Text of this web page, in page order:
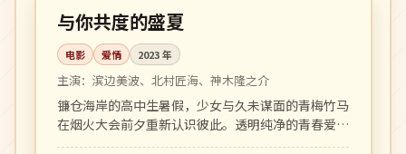
日本
与你共度的盛夏
电影 爱情 2023年
主演： 滨边美波、北村匠海、神木隆之介
镰仓海岸的高中生暑假，少女与久未谋面的青梅竹马
在烟火大会前夕重新认识彼此。透明纯净的青春爱情
之作。